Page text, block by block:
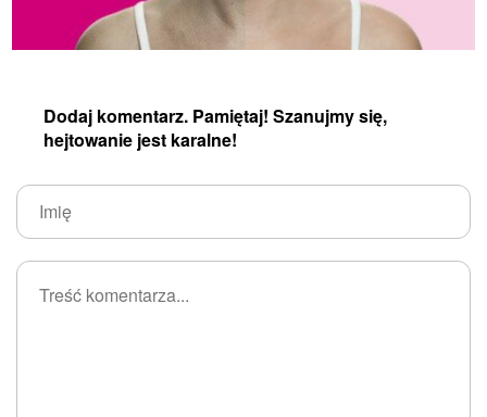
Dodaj komentarz. Pamiętaj! Szanujmy się,
hejtowanie jest karalne!